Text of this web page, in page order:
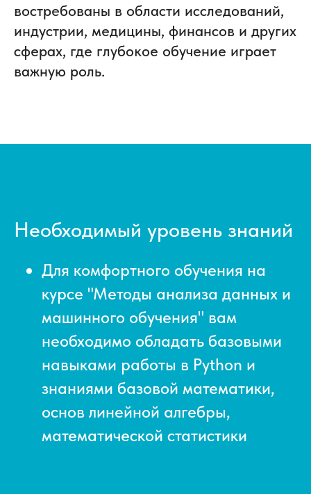
востребованы в области исследований,
индустрии, медицины, финансов и других
сферах, где глубокое обучение играет
важную роль.
Необходимый уровень знаний
Для комфортного обучения на
курсе "Методы анализа данных и
машинного обучения" вам
необходимо обладать базовыми
навыками работы в Python и
знаниями базовой математики,
основ линейной алгебры,
математической статистики